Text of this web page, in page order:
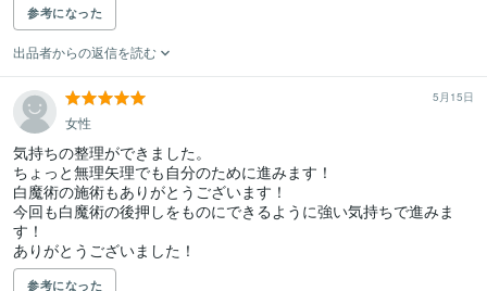
参考になった
出品者からの返信を読む
5月15日
女性
気持ちの整理ができました。
ちょっと無理矢理でも自分のために進みます！
白魔術の施術もありがとうございます！
今回も白魔術の後押しをものにできるように強い気持ちで進みま
す！
ありがとうございました！
参考になった